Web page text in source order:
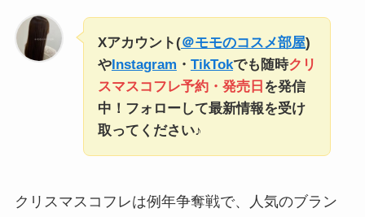
Xアカウント(＠モモのコスメ部屋)
やInstagram ・ TikTokでも随時クリ
スマスコフレ予約・発売日 を発信
中！フォローして最新情報を受け
取ってください♪
クリスマスコフレは例年争奪戦で、人気のブラン